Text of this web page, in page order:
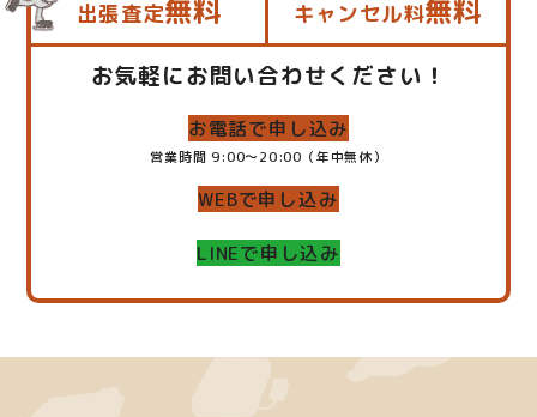
出張査定無料 キャンセル料無料
お気軽にお問い合わせください！
お電話で申し込み
営業時間 9:00～20:00（年中無休）
WEBで申し込み
LINEで申し込み